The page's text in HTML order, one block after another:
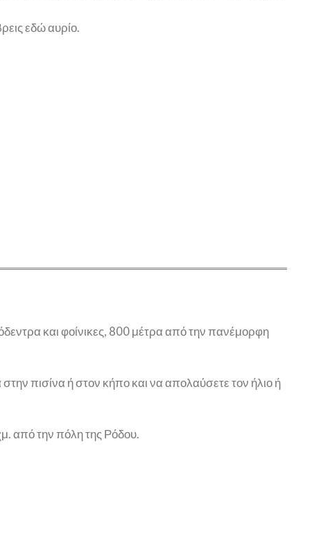
εδώ αυρίο.
και φοίνικες, 800 μέτρα από την πανέμορφη
πισίνα ή στον κήπο και να απολαύσετε τον ήλιο ή
από την πόλη της Ρόδου.